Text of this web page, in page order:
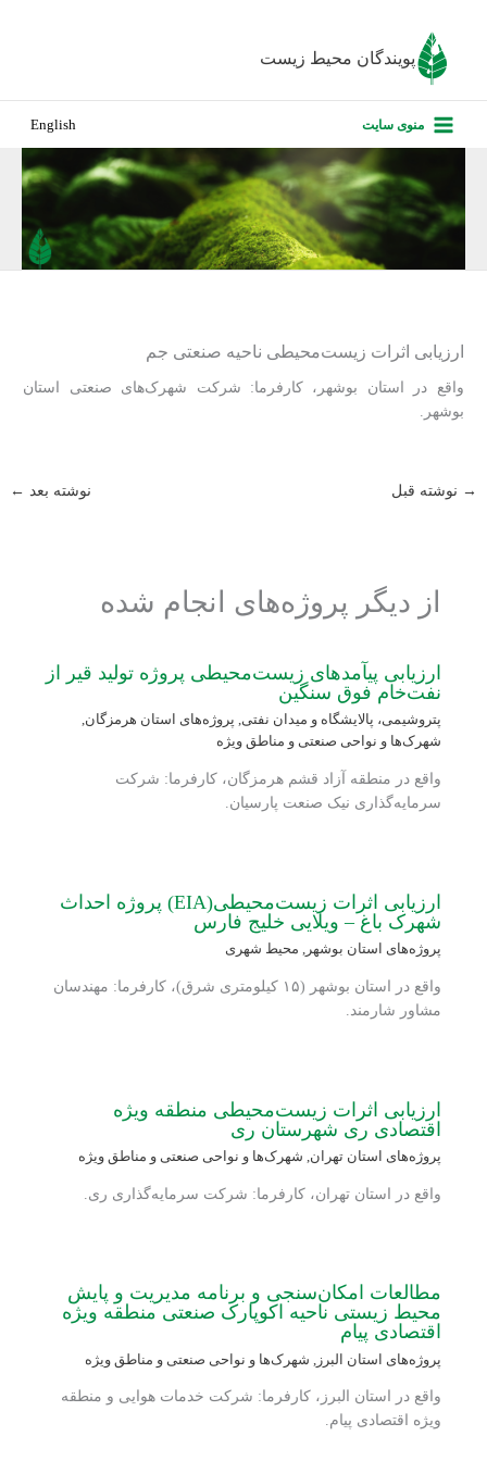
پویندگان محیط زیست
منوی سایت English
ارزیابی اثرات زیست‌محیطی ناحیه صنعتی جم
واقع در استان بوشهر، کارفرما: شرکت شهرک‌های صنعتی استان
بوشهر.
→ نوشته قبل نوشته بعد ←
از دیگر پروژه‌های انجام شده
ارزیابی پی‏آمدهای زیست‌محیطی پروژه تولید قیر از
نفت‌خام فوق سنگین
پتروشیمی، پالایشگاه و میدان نفتی, پروژه‌های استان هرمزگان,
شهرک‌ها و نواحی صنعتی و مناطق ویژه
واقع در منطقه آزاد قشم هرمزگان، کارفرما: شرکت
سرمایه‌گذاری نیک صنعت پارسیان.
ارزیابی اثرات زیست‌محیطی(EIA) پروژه احداث
شهرک باغ – ویلایی خلیج فارس
پروژه‌های استان بوشهر , محیط شهری
واقع در استان بوشهر (۱۵ کیلومتری شرق)، کارفرما: مهندسان
مشاور شارمند.
ارزیابی اثرات زیست‌محیطی منطقه ویژه
اقتصادی ری شهرستان ری
پروژه‌های استان تهران, شهرک‌ها و نواحی صنعتی و مناطق ویژه
واقع در استان تهران، کارفرما: شرکت سرمایه‌گذاری ری.
مطالعات امکان‌سنجی و برنامه مدیریت و پایش
محیط زیستی ناحیه اکوپارک صنعتی منطقه ویژه
اقتصادی پیام
پروژه‌های استان البرز شهرک‌ها و نواحی صنعتی و مناطق ویژه
واقع در استان البرز، کارفرما: شرکت خدمات هوایی و منطقه
ویژه اقتصادی پیام.
درباره ما
پروژه‌های
تماس با ما